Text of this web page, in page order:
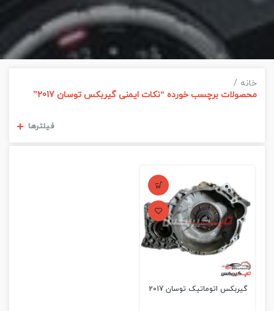
خانه
محصولات برچسب خورده “نکات ایمنی گیربکس توسان 2017”
فیلترها
گیربکس اتوماتیک توسان 2017